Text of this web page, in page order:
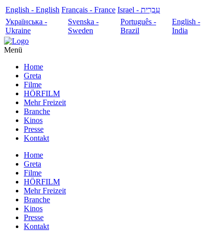
English - English Français - France
עִבְרִית - Israel
Українська -
Ukraine
Svenska -
Sweden
Português -
Brazil
English -
India
Menü
Home
Greta
Filme
HÖRFILM
Mehr Freizeit
Branche
Kinos
Presse
Kontakt
Home
Greta
Filme
HÖRFILM
Mehr Freizeit
Branche
Kinos
Presse
Kontakt